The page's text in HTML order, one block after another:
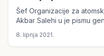
Šef Organizacije za
Akbar Salehi u je pismu
8. lipnja 2021.